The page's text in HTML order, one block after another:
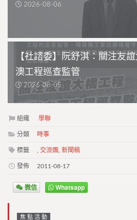
2026-08-06
【社諮委】阮舒淇：關注友
澳工程巡查監管
2026-08-05
組織 學聯
分類 時事
標籤 交流團 新聞稿
發佈 2011-08-17
微信 Whatsapp
焦點活動